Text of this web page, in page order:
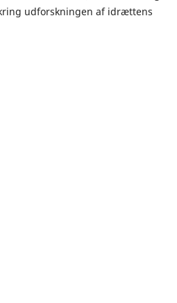
udforskningen af idrættens